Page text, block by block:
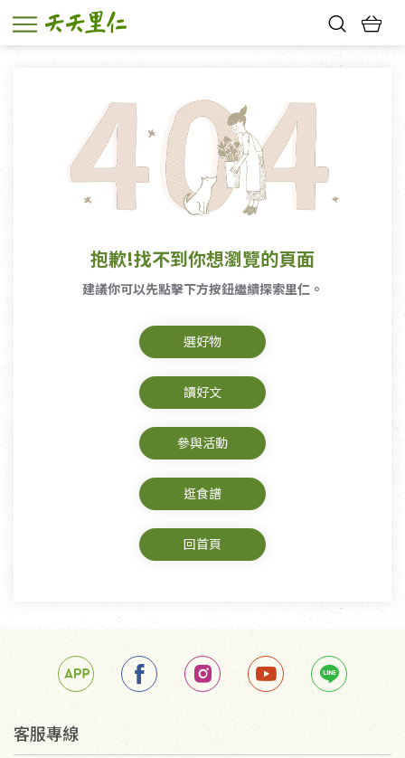
抱歉!找不到你想瀏覽的頁面
建議你可以先點擊下方按鈕繼續探索里仁。
選好物
讀好文
參與活動
逛食譜
回首頁
客服專線